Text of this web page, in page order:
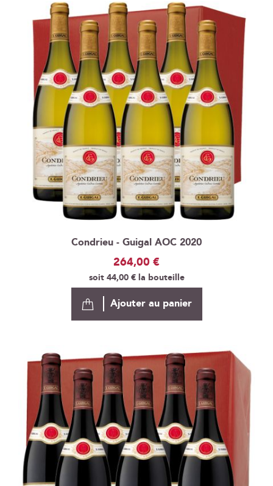
Condrieu - Guigal AOC 2020
264,00 €
soit44,00 €la bouteille
Ajouter au panier